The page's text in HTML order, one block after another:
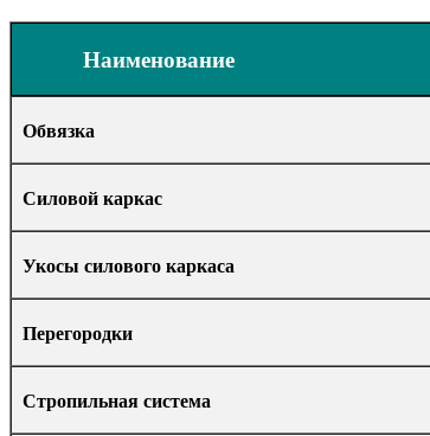
Наименование
Обвязка
Силовой каркас
Укосы силового каркаса
Перегородки
Стропильная система